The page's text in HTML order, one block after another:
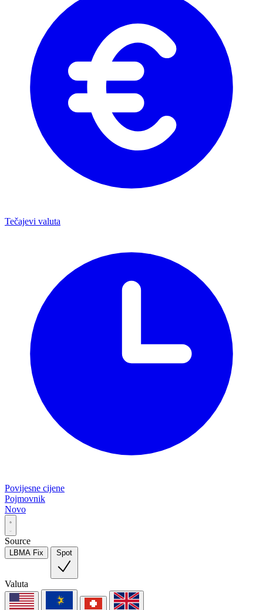
Tečajevi valuta
Povijesne cijene
Pojmovnik
Novo
Source
LBMA Fix Spot
Valuta